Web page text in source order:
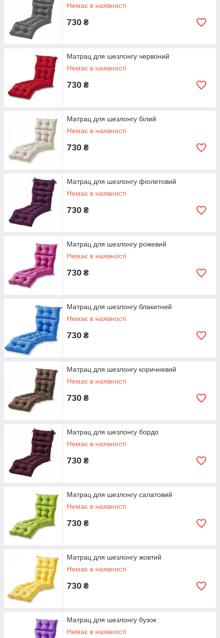
Немає в наявності
730 ₴
Матрац для шезлонгу червоний
Немає в наявності
730 ₴
Матрац для шезлонгу білий
Немає в наявності
730 ₴
Матрац для шезлонгу фіолетовий
Немає в наявності
730 ₴
Матрац для шезлонгу рожевий
Немає в наявності
730 ₴
Матрац для шезлонгу блакитний
Немає в наявності
730 ₴
Матрац для шезлонгу коричневий
Немає в наявності
730 ₴
Матрац для шезлонгу бордо
Немає в наявності
730 ₴
Матрац для шезлонгу салатовий
Немає в наявності
730 ₴
Матрац для шезлонгу жовтий
Немає в наявності
730 ₴
Матрац для шезлонгу бузок
Немає в наявності